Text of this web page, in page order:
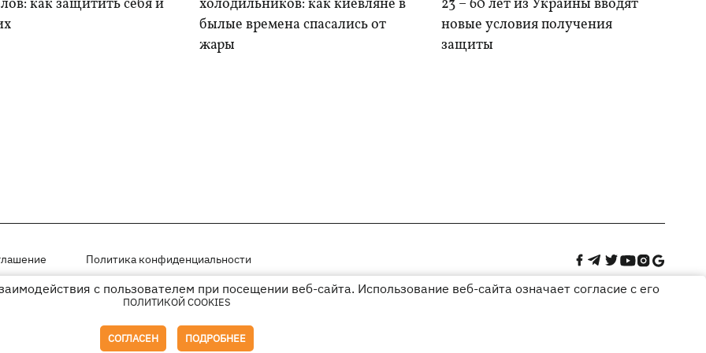
как защитить себя и
холодильников: как киевляне в
былые времена спасались от
жары
23 – 60 лет из Украины вводят
новые условия получения
защиты
Политика конфиденциальности
на правах рекламыс пользователем при посещении веб-сайта. Использование веб-сайта означает согласие с его
ПОЛИТИКОЙ COOKIES
СОГЛАСЕН ПОДРОБНЕЕ